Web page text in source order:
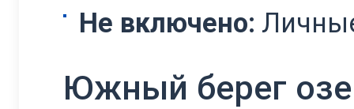
Не включено:
Южный берег